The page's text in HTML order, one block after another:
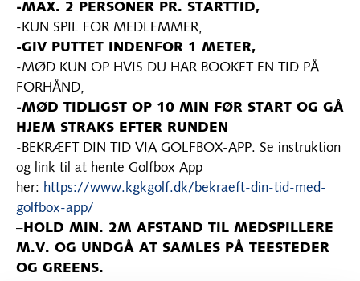
-MAX. 2 PERSONER PR. STARTTID,
-KUN SPIL FOR MEDLEMMER,
-GIV PUTTET INDENFOR 1 METER,
-MØD KUN OP HVIS DU HAR BOOKET EN TID PÅ
FORHÅND,
-MØD TIDLIGST OP 10 MIN FØR START OG GÅ
HJEM STRAKS EFTER RUNDEN
-BEKRÆFT DIN TID VIA GOLFBOX-APP. Se instruktion
og link til at hente Golfbox App
her: https://www.kgkgolf.dk/bekraeft-din-tid-med-
golfbox-app/
– HOLD MIN. 2M AFSTAND TIL MEDSPILLERE
M.V. OG UNDGÅ AT SAMLES PÅ TEESTEDER
OG GREENS.